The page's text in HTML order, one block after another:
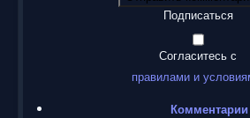
Подписаться
Согласитесь с
правилами и
Комментарии